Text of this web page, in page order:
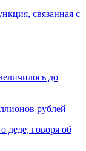
связанная с
до
рублей
деде, говоря об